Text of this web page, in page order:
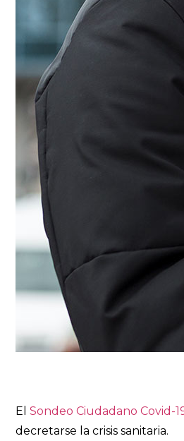
El Sondeo Ciudadano Covid-
decretarse la crisis sanitaria.